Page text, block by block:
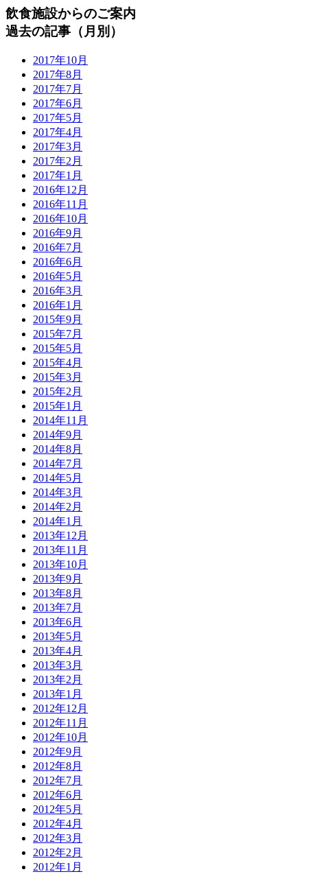
飲食施設からのご案内
過去の記事（月別）
2017年10月
2017年8月
2017年7月
2017年6月
2017年5月
2017年4月
2017年3月
2017年2月
2017年1月
2016年12月
2016年11月
2016年10月
2016年9月
2016年7月
2016年6月
2016年5月
2016年3月
2016年1月
2015年9月
2015年7月
2015年5月
2015年4月
2015年3月
2015年2月
2015年1月
2014年11月
2014年9月
2014年8月
2014年7月
2014年5月
2014年3月
2014年2月
2014年1月
2013年12月
2013年11月
2013年10月
2013年9月
2013年8月
2013年7月
2013年6月
2013年5月
2013年4月
2013年3月
2013年2月
2013年1月
2012年12月
2012年11月
2012年10月
2012年9月
2012年8月
2012年7月
2012年6月
2012年5月
2012年4月
2012年3月
2012年2月
2012年1月